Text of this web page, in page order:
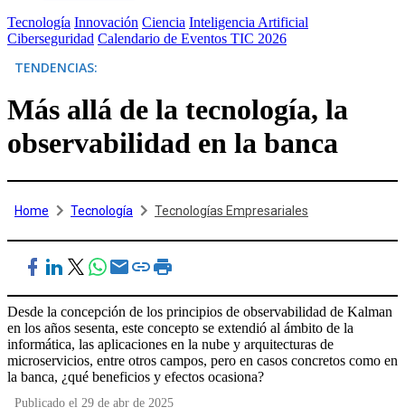
Tecnología Innovación Ciencia Inteligencia Artificial
Ciberseguridad Calendario de Eventos TIC 2026
TENDENCIAS:
Más allá de la tecnología, la
observabilidad en la banca
Home Tecnología Tecnologías Empresariales
Desde la concepción de los principios de observabilidad de Kalman
en los años sesenta, este concepto se extendió al ámbito de la
informática, las aplicaciones en la nube y arquitecturas de
microservicios, entre otros campos, pero en casos concretos como en
la banca, ¿qué beneficios y efectos ocasiona?
Publicado el 29 de abr de 2025